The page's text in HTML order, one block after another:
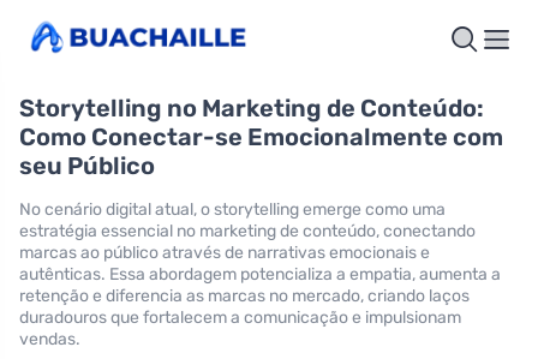
Storytelling no Marketing de Conteúdo:
Como Conectar-se Emocionalmente com
seu Público
No cenário digital atual, o storytelling emerge como uma
estratégia essencial no marketing de conteúdo, conectando
marcas ao público através de narrativas emocionais e
autênticas. Essa abordagem potencializa a empatia, aumenta a
retenção e diferencia as marcas no mercado, criando laços
duradouros que fortalecem a comunicação e impulsionam
vendas.